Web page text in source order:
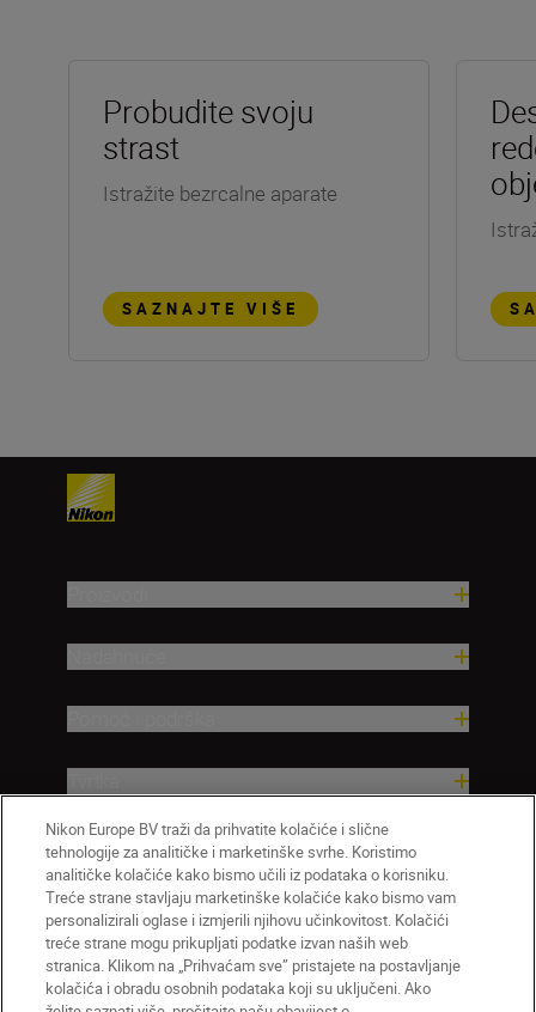
Probudite svoju
strast
Istražite bezrcalne aparate
SAZNAJTE VIŠE
Nikon Europe BV traži da prihvatite kolačiće i slične
tehnologije za analitičke i marketinške svrhe. Koristimo
analitičke kolačiće kako bismo učili iz podataka o korisniku.
Treće strane stavljaju marketinške kolačiće kako bismo vam
personalizirali oglase i izmjerili njihovu učinkovitost. Kolačići
treće strane mogu prikupljati podatke izvan naših web
stranica. Klikom na „Prihvaćam sve” pristajete na postavljanje
kolačića i obradu osobnih podataka koji su uključeni. Ako